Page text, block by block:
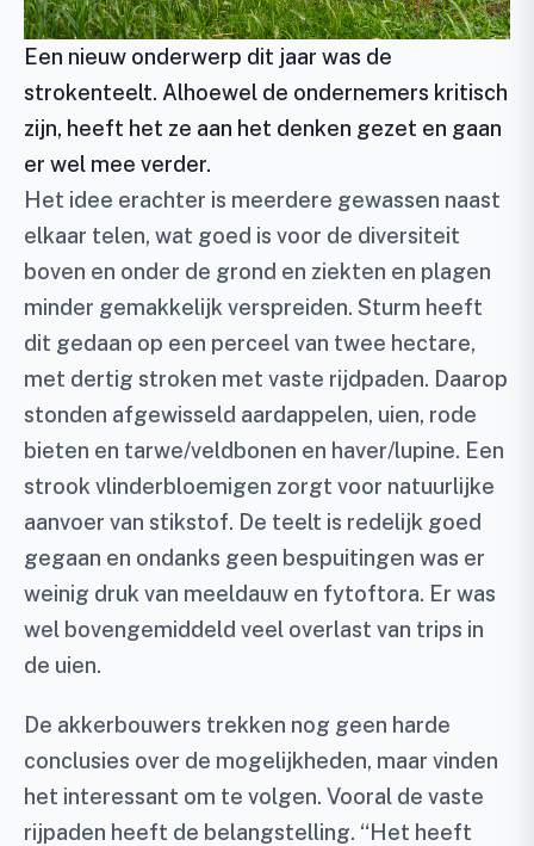
Een nieuw onderwerp dit jaar was de
strokenteelt. Alhoewel de ondernemers kritisch
zijn, heeft het ze aan het denken gezet en gaan
er wel mee verder.
Het idee erachter is meerdere gewassen naast
elkaar telen, wat goed is voor de diversiteit
boven en onder de grond en ziekten en plagen
minder gemakkelijk verspreiden. Sturm heeft
dit gedaan op een perceel van twee hectare,
met dertig stroken met vaste rijdpaden. Daarop
stonden afgewisseld aardappelen, uien, rode
bieten en tarwe/veldbonen en haver/lupine. Een
strook vlinderbloemigen zorgt voor natuurlijke
aanvoer van stikstof. De teelt is redelijk goed
gegaan en ondanks geen bespuitingen was er
weinig druk van meeldauw en fytoftora. Er was
wel bovengemiddeld veel overlast van trips in
de uien.
De akkerbouwers trekken nog geen harde
conclusies over de mogelijkheden, maar vinden
het interessant om te volgen. Vooral de vaste
rijpaden heeft de belangstelling. “Het heeft